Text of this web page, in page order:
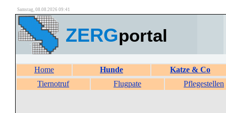
Samstag, 08.08.2026 09:41
ZERGportal
Home Hunde
Katze & Co
Tiernotruf
Flugpate Pflegestellen